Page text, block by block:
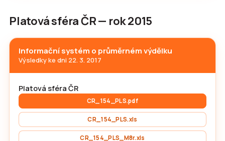
Platová sféra ČR — rok 2015
Informační systém o průměrném výdělku
Výsledky ke dni 22. 3. 2017
Platová sféra ČR
CR_154_PLS.pdf
CR_154_PLS.xls
CR_154_PLS_M8r.xls